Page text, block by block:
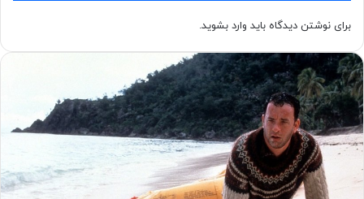
برای نوشتن دیدگاه باید وارد بشوید.